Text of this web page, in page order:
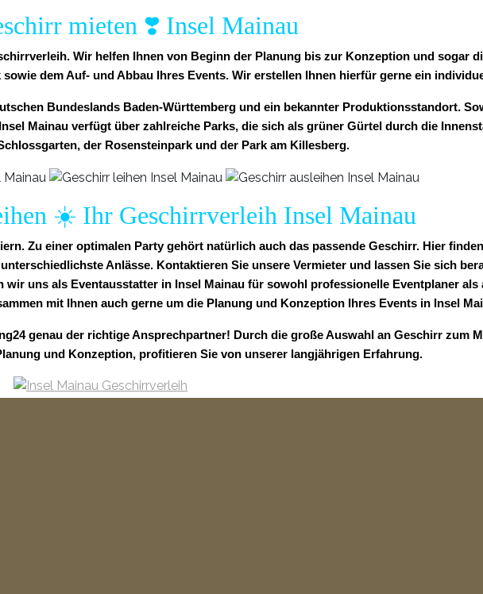
mieten ❣️ Insel Mainau
Wir helfen Ihnen von Beginn der Planung bis zur Konzeption und sogar
dem Auf- und Abbau Ihres Events. Wir erstellen Ihnen hierfür gerne ein
Bundeslands Baden-Württemberg und ein bekannter Produktionsstandort.
Mainau verfügt über zahlreiche Parks, die sich als grüner Gürtel durch die
der Rosensteinpark und der Park am Killesberg.
☀️ Ihr Geschirrverleih Insel Mainau
Zu einer optimalen Party gehört natürlich auch das passende Geschirr. Hier
Anlässe. Kontaktieren Sie unsere Vermieter und lassen Sie sich
uns als Eventausstatter in Insel Mainau für sowohl professionelle Eventplaner als
mit Ihnen auch gerne um die Planung und Konzeption Ihres Events in Insel
genau der richtige Ansprechpartner! Durch die große Auswahl an Geschirr zum
und Konzeption, profitieren Sie von unserer langjährigen Erfahrung.